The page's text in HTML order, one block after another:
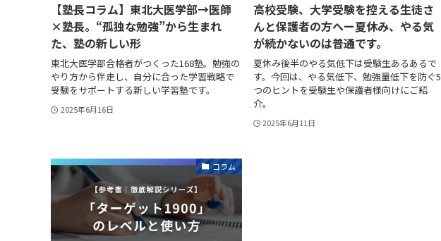
【塾長コラム】東北大医学部→医師
×塾長。“孤独な勉強”から生まれ
た、塾の新しい形
東北大医学部合格者がつくった168塾。勉強の
やり方から伴走し、自分に合った学習戦略で
受験をサポートする新しい学習塾です。
2025年6月16日
高校受験、大学受験を控える生徒さ
んと保護者の方へー夏休み、やる気
が続かないのは普通です。
夏休み後半のやる気低下は受験生あるあるで
す。今回は、やる気低下、勉強量低下を防ぐ5
つのヒントを受験生や保護者様向けにご紹
介。
2025年6月11日
コラム